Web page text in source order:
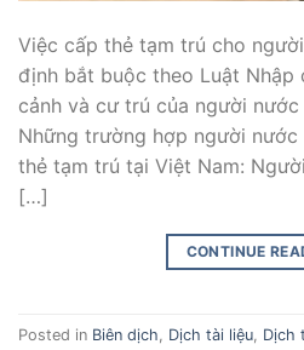
Việc cấp thẻ tạm trú cho
định bắt buộc theo Luật Nhập
cảnh và cư trú của người
Những trường hợp người
thẻ tạm trú tại Việt Nam:
[…]
CONTINUE
Posted in Biên dịch Dịch tài liệu Dịch